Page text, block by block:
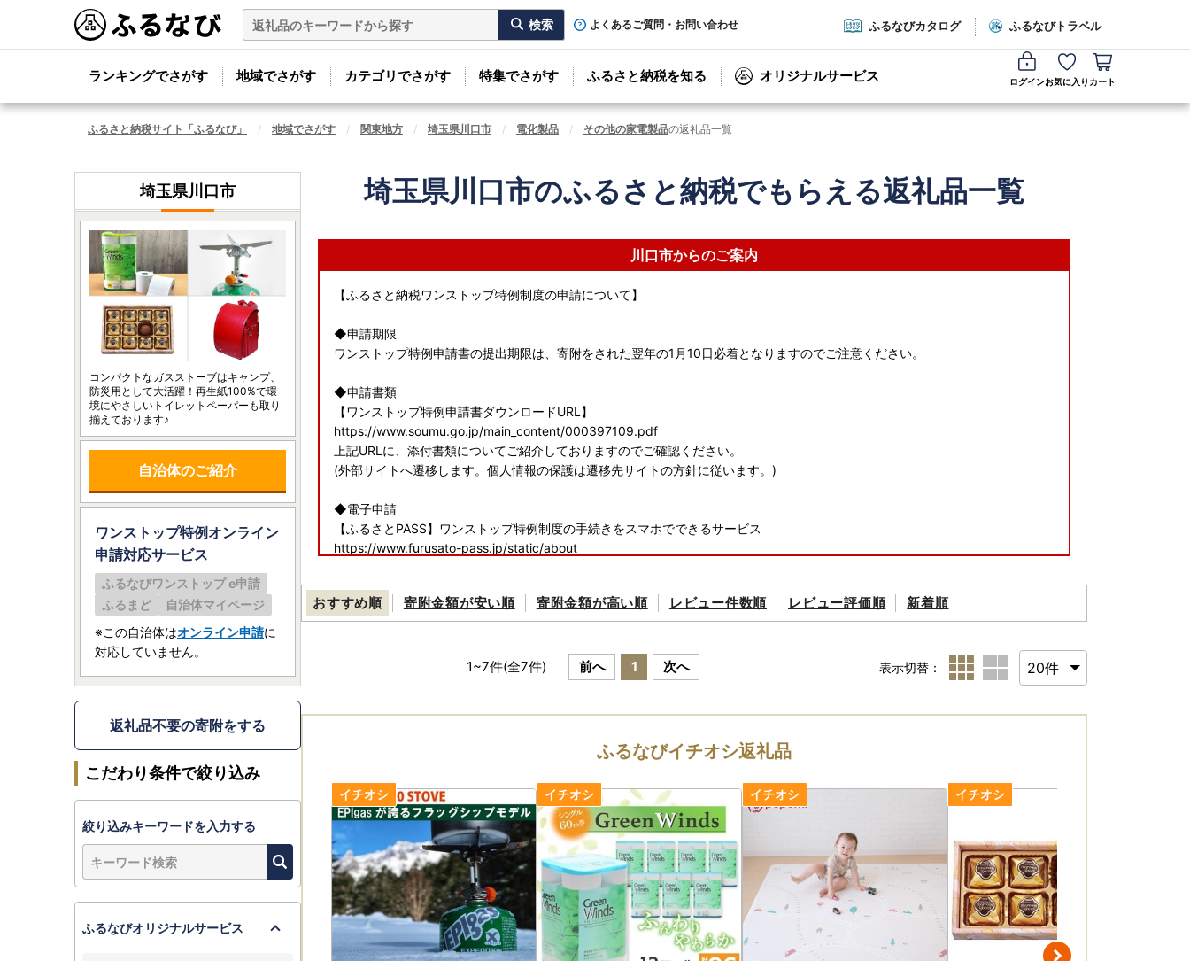
よくあるご質問・お問い合わせ ふるなびカタログ ふるなびトラベル
ランキングでさがす 地域でさがす カテゴリでさがす 特集でさがす ふるさと納税を知る オリジナルサービス ログインお気に入り カート
ふるさと納税サイト「ふるなび」 地域でさがす 関東地方 埼玉県川口市 電化製品 その他の家電製品の返礼品一覧
埼玉県川口市のふるさと納税でもらえる返礼品一覧
川口市からのご案内
【ふるさと納税ワンストップ特例制度の申請について】
◆申請期限
ワンストップ特例申請書の提出期限は、寄附をされた翌年の1月10日必着となりますのでご注意ください。
◆申請書類
【ワンストップ特例申請書ダウンロードURL】
https://www.soumu.go.jp/main_content/000397109.pdf
上記URLに、添付書類についてご紹介しておりますのでご確認ください。
(外部サイトへ遷移します。個人情報の保護は遷移先サイトの方針に従います。)
◆電子申請
【ふるさとPASS】ワンストップ特例制度の手続きをスマホでできるサービス
https://www.furusato-pass.jp/static/about
(外部サイトへ遷移します。個人情報の保護は遷移先サイトの方針に従います。)
◆送付先
埼玉県川口市青木2丁目1番1号
おすすめ順 寄附金額が安い順 寄附金額が高い順 レビュー件数順 レビュー評価順 新着順
1~7件(全7件) 前へ 1 次へ 表示切替：
ふるなびイチオシ返礼品
埼玉県川口市
コンパクトなガスストーブはキャンプ、
防災用として大活躍！再生紙100%で環
境にやさしいトイレットペーパーも取り
揃えております♪
自治体のご紹介
ワンストップ特例オンライン
申請対応サービス
ふるなびワンストップ e申請
ふるまど
自治体マイページ
※この自治体はオンライン申請に
対応していません。
返礼品不要の寄附をする
こだわり条件で絞り込み
絞り込みキーワードを入力する
ふるなびオリジナルサービス